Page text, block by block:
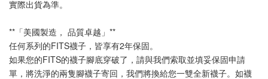
實際出貨為準。
**「美國製造， 品質卓越」**
任何系列的FITS襪子，皆享有2年保固。
如果您的FITS的襪子腳底穿破了，請與我們索取並填妥保固申請
單，將洗淨的兩隻腳襪子寄回，我們將換給您一雙全新襪子。如襪